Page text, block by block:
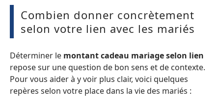
Combien donner concrètement
selon votre lien avec les mariés
Déterminer le montant cadeau mariage selon lien
repose sur une question de bon sens et de contexte.
Pour vous aider à y voir plus clair, voici quelques
repères selon votre place dans la vie des mariés :